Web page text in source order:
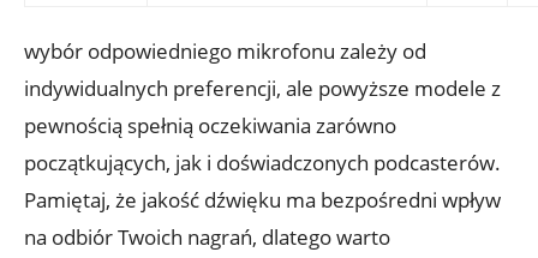
wybór odpowiedniego mikrofonu zależy od
indywidualnych preferencji, ale powyższe modele z
pewnością spełnią oczekiwania zarówno
początkujących, jak i doświadczonych podcasterów.
Pamiętaj, że jakość dźwięku ma bezpośredni wpływ
na odbiór Twoich nagrań, dlatego warto